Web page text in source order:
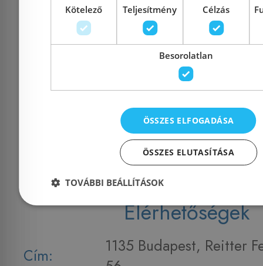
Kapcsolat
Adatvédelmi tájékoztató
Impresszum
Elérhetőségek
Cím:
1135 Budapest, Reitter
Kötelező Teljesítmény Célzás
Besorolatlan
ÖSSZES ELFOGADÁSA
ÖSSZES ELUTASÍTÁSA
TOVÁBBI BEÁLLÍTÁSOK